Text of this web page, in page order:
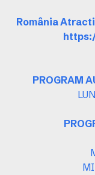
România
PROGRAM